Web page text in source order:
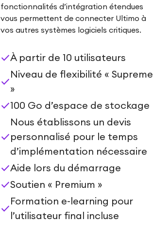
fonctionnalités d’intégration étendues
vous permettent de connecter Ultimo à
vos autres systèmes logiciels critiques.
checkÀ partir de 10 utilisateurs
check
Niveau de flexibilité « Supreme
»
check100 Go d’espace de stockage
check
Nous établissons un devis
personnalisé pour le temps
d’implémentation nécessaire
checkAide lors du démarrage
checkSoutien « Premium »
check
Formation e-learning pour
l’utilisateur final incluse